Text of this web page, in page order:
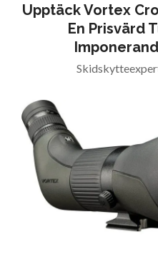
Upptäck Vortex
En Prisvärd